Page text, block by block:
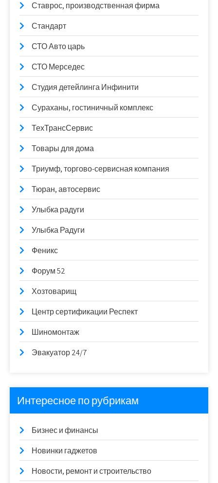
Ставрос, производственная фирма
Стандарт
СТО Авто царь
СТО Мерседес
Студия детейлинга Инфинити
Сураханы, гостиничный комплекс
ТехТрансСервис
Товары для дома
Триумф, торгово-сервисная компания
Тюран, автосервис
Улыбка радуги
Улыбка Радуги
Феникс
Форум 52
Хозтоварищ
Центр сертификации Респект
Шиномонтаж
Эвакуатор 24/7
Интересное по рубрикам
Бизнес и финансы
Новинки гаджетов
Новости, ремонт и строительство